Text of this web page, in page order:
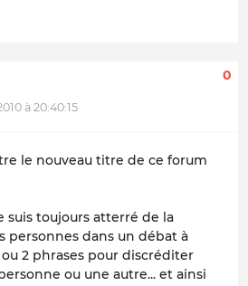
à 20:40:15
0
le nouveau titre de ce forum
suis toujours atterré de la
personnes dans un débat à
2 phrases pour discréditer
ou une autre... et ainsi